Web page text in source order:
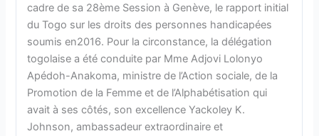
cadre de sa 28ème Session à Genève, le rapport initial
du Togo sur les droits des personnes handicapées
soumis en2016. Pour la circonstance, la délégation
togolaise a été conduite par Mme Adjovi Lolonyo
Apédoh-Anakoma, ministre de l’Action sociale, de la
Promotion de la Femme et de l’Alphabétisation qui
avait à ses côtés, son excellence Yackoley K.
Johnson, ambassadeur extraordinaire et